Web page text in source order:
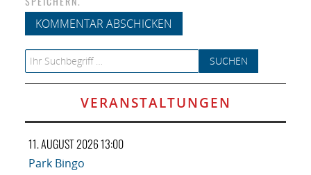
Search for:
VERANSTALTUNGEN
11. AUGUST 2026 13:00
Park Bingo